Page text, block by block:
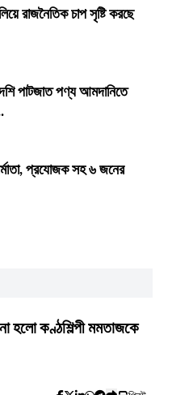
রাজনৈতিক চাপ সৃষ্টি করছে
পাটজাত পণ্য আমদানিতে
প্রযোজক সহ ৬ জনের
হলো কণ্ঠশিল্পী মমতাজকে